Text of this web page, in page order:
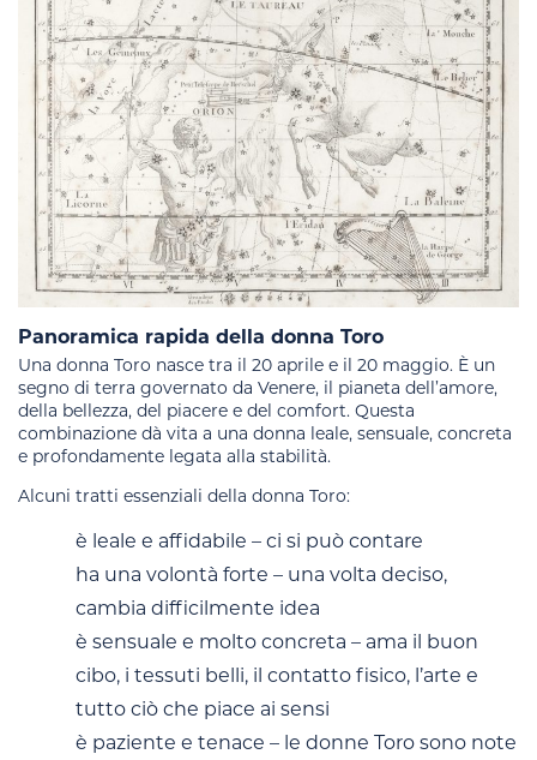
Panoramica rapida della donna Toro
Una donna Toro nasce tra il 20 aprile e il 20 maggio. È un
segno di terra governato da Venere, il pianeta dell’amore,
della bellezza, del piacere e del comfort. Questa
combinazione dà vita a una donna leale, sensuale, concreta
e profondamente legata alla stabilità.
Alcuni tratti essenziali della donna Toro:
è leale e affidabile – ci si può contare
ha una volontà forte – una volta deciso,
cambia difficilmente idea
è sensuale e molto concreta – ama il buon
cibo, i tessuti belli, il contatto fisico, l’arte e
tutto ciò che piace ai sensi
è paziente e tenace – le donne Toro sono note